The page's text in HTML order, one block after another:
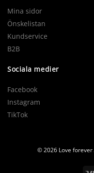
Mina sidor
Önskelistan
Kundservice
B2B
Sociala medier
Facebook
Instagram
TikTok
© 2026 Love